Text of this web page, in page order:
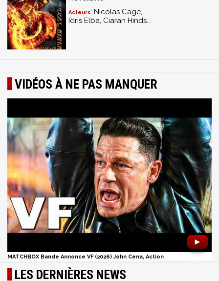
Acteurs: Nicolas Cage,
Idris Elba, Ciaran Hinds...
VIDÉOS À NE PAS MANQUER
►
MATCHBOX Bande Annonce VF (2026) John Cena, Action
LES DERNIÈRES NEWS